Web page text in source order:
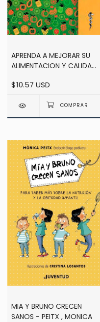
APRENDA A MEJORAR SU
ALIMENTACION Y CALIDAD
GARCIA / OMAR RUBEN
$10.57 USD
MIA Y BRUNO CRECEN
SANOS - PEITX , MONICA